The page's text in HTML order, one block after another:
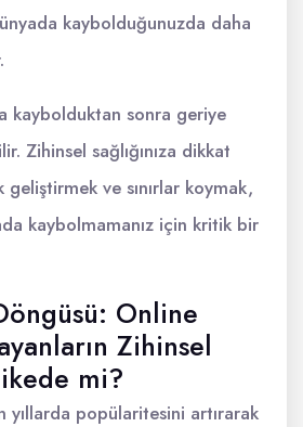
kaybolduğunuzda daha
kaybolduktan sonra geriye
Zihinsel sağlığınıza dikkat
geliştirmek ve sınırlar koymak,
kaybolmamanız için kritik bir
Online
Zihinsel
mi?
yıllarda popülaritesini artırarak